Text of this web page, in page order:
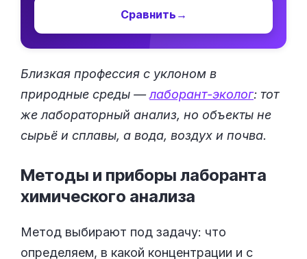
Сравнить →
Близкая профессия с уклоном в
природные среды —лаборант-эколог: тот
же лабораторный анализ, но объекты не
сырьё и сплавы, а вода, воздух и почва.
Методы и приборы лаборанта
химического анализа
Метод выбирают под задачу: что
определяем, в какой концентрации и с